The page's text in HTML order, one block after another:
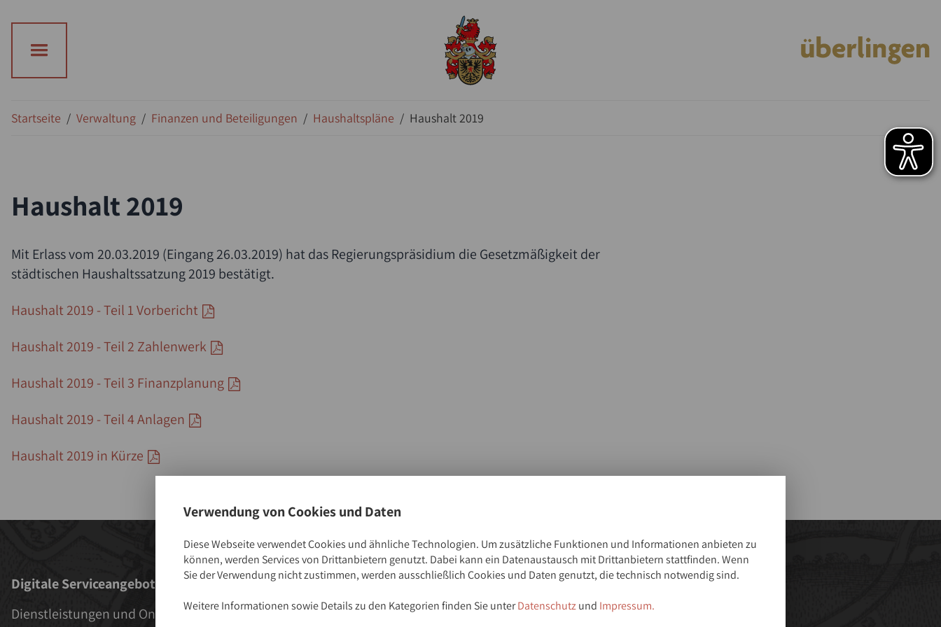
Startseite / Verwaltung / Finanzen und Beteiligungen / Haushaltspläne / Haushalt 2019
Haushalt 2019
Mit Erlass vom 20.03.2019 (Eingang 26.03.2019) hat das Regierungspräsidium die Gesetzmäßigkeit der
städtischen Haushaltssatzung 2019 bestätigt.
Haushalt 2019 - Teil 1 Vorbericht
Haushalt 2019 - Teil 2 Zahlenwerk
Haushalt 2019 - Teil 3 Finanzplanung
Haushalt 2019 - Teil 4 Anlagen
Haushalt 2019 in Kürze
Digitale Serviceangebote
Dienstleistungen und Online-
Aktuelles
Aktuelles
Einrichtungen
Städtische Musikschule
Verwendung von Cookies und Daten
Diese Webseite verwendet Cookies und ähnliche Technologien. Um zusätzliche Funktionen und Informationen anbieten zu
können, werden Services von Drittanbietern genutzt. Dabei kann ein Datenaustausch mit Drittanbietern stattfinden. Wenn
Sie der Verwendung nicht zustimmen, werden ausschließlich Cookies und Daten genutzt, die technisch notwendig sind.
Weitere Informationen sowie Details zu den Kategorien finden Sie unterDatenschutzund Impressum.